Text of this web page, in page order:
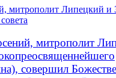
митрополит Липецкий и
митрополит
совершил